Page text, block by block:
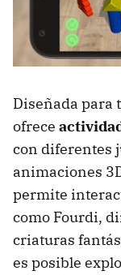
Diseñada para
ofrece
con diferentes
animaciones
permite
como Fourdi,
criaturas
es posible